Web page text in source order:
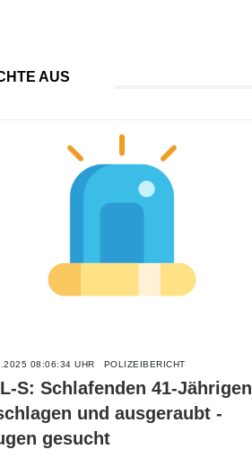
AUS
08:06:34 UHR POLIZEIBERICHT
S: Schlafenden 41-Jährigen
und ausgeraubt -
gesucht